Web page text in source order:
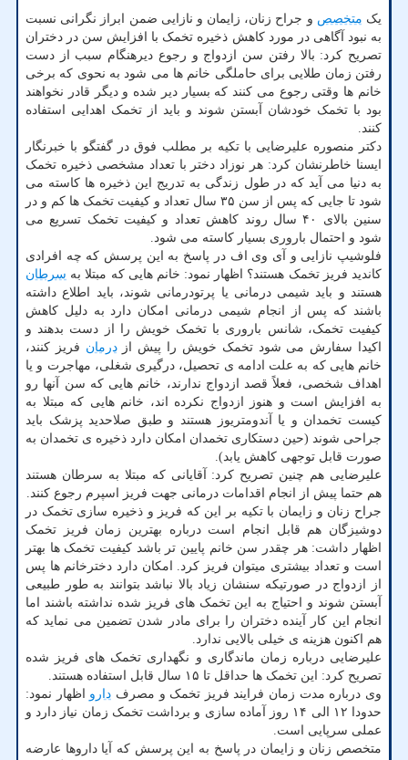
یک متخصص و جراح زنان، زایمان و نازایی ضمن ابراز نگرانی نسبت
به نبود آگاهی در مورد کاهش ذخیره تخمک با افزایش سن در دختران
تصریح کرد: بالا رفتن سن ازدواج و رجوع دیرهنگام سبب از دست
رفتن زمان طلایی برای حاملگی خانم ها می شود به نحوی که برخی
خانم ها وقتی رجوع می کنند که بسیار دیر شده و دیگر قادر نخواهند
بود با تخمک خودشان آبستن شوند و باید از تخمک اهدایی استفاده
کنند.
دکتر منصوره علیرضایی با تکیه بر مطلب فوق در گفتگو با خبرنگار
ایسنا خاطرنشان کرد: هر نوزاد دختر با تعداد مشخصی ذخیره تخمک
به دنیا می آید که در طول زندگی به تدریج این ذخیره ها کاسته می
شود تا جایی که پس از سن ۳۵ سال تعداد و کیفیت تخمک ها کم و در
سنین بالای ۴۰ سال روند کاهش تعداد و کیفیت تخمک تسریع می
شود و احتمال باروری بسیار کاسته می شود.
فلوشیپ نازایی و آی وی اف در پاسخ به این پرسش که چه افرادی
کاندید فریز تخمک هستند؟ اظهار نمود: خانم هایی که مبتلا به سرطان
هستند و باید شیمی درمانی یا پرتودرمانی شوند، باید اطلاع داشته
باشند که پس از انجام شیمی درمانی امکان دارد به دلیل کاهش
کیفیت تخمک، شانس باروری با تخمک خویش را از دست بدهند و
اکیدا سفارش می شود تخمک خویش را پیش ازدرمان فریز کنند،
خانم هایی که به علت ادامه ی تحصیل، درگیری شغلی، مهاجرت و یا
اهداف شخصی، فعلاً قصد ازدواج ندارند، خانم هایی که سن آنها رو
به افزایش است و هنوز ازدواج نکرده اند، خانم هایی که مبتلا به
کیست تخمدان و یا آندومتریوز هستند و طبق صلاحدید پزشک باید
جراحی شوند (حین دستکاری تخمدان امکان دارد ذخیره ی تخمدان به
صورت قابل توجهی کاهش یابد).
علیرضایی هم چنین تصریح کرد: آقایانی که مبتلا به سرطان هستند
هم حتما پیش از انجام اقدامات درمانی جهت فریز اسپرم رجوع کنند.
جراح زنان و زایمان با تکیه بر این که فریز و ذخیره سازی تخمک در
دوشیزگان هم قابل انجام است درباره بهترین زمان فریز تخمک
اظهار داشت: هر چقدر سن خانم پایین تر باشد کیفیت تخمک ها بهتر
است و تعداد بیشتری میتوان فریز کرد. امکان دارد دخترخانم ها پس
از ازدواج در صورتیکه سنشان زیاد بالا نباشد بتوانند به طور طبیعی
آبستن شوند و احتیاج به این تخمک های فریز شده نداشته باشند اما
انجام این کار آینده دختران را برای مادر شدن تضمین می نماید که
هم اکنون هزینه ی خیلی بالایی ندارد.
علیرضایی درباره زمان ماندگاری و نگهداری تخمک های فریز شده
تصریح کرد: این تخمک ها حداقل تا ۱۵ سال قابل استفاده هستند.
وی درباره مدت زمان فرایند فریز تخمک و مصرف دارو اظهار نمود:
حدودا ۱۲ الی ۱۴ روز آماده سازی و برداشت تخمک زمان نیاز دارد و
عملی سرپایی است.
متخصص زنان و زایمان در پاسخ به این پرسش که آیا داروها عارضه